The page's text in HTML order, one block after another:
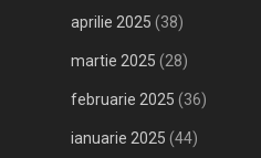
aprilie 2025 (38)
martie 2025 (28)
februarie 2025 (36)
ianuarie 2025 (44)